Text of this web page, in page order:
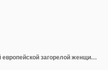
Внешний портрет кудрявой европейской загорелой женщины с счастливой домашней собакой померанским шпицем